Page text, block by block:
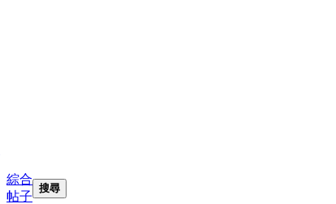
綜合
帖子
搜尋